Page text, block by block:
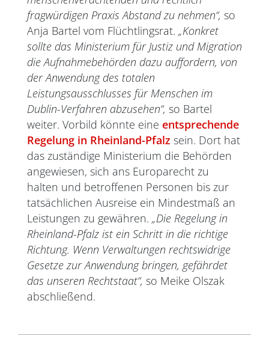
fragwürdigen Praxis Abstand zu nehmen“, so
Anja Bartel vom Flüchtlingsrat. „Konkret
sollte das Ministerium für Justiz und Migration
die Aufnahmebehörden dazu auffordern, von
der Anwendung des totalen
Leistungsausschlusses für Menschen im
Dublin-Verfahren abzusehen“, so Bartel
weiter. Vorbild könnte eine entsprechende
Regelung in Rheinland-Pfalz sein. Dort hat
das zuständige Ministerium die Behörden
angewiesen, sich ans Europarecht zu
halten und betroffenen Personen bis zur
tatsächlichen Ausreise ein Mindestmaß an
Leistungen zu gewähren. „Die Regelung in
Rheinland-Pfalz ist ein Schritt in die richtige
Richtung. Wenn Verwaltungen rechtswidrige
Gesetze zur Anwendung bringen, gefährdet
das unseren Rechtstaat“, so Meike Olszak
abschließend.